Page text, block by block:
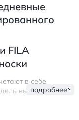
FILA
в себе
выполнена из
подробнее